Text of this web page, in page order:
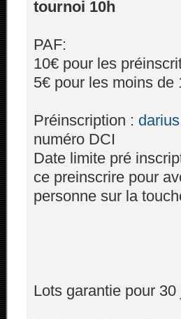
tournoi 10h
PAF:
10€ pour les
5€ pour les moins de
Préinscription :
numéro DCI
Date limite pré
ce preinscrire pour
personne sur la
Lots garantie pour 30